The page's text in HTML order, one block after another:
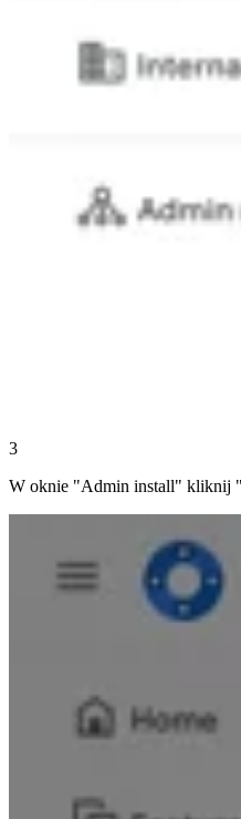
3
W oknie "Admin install" kliknij